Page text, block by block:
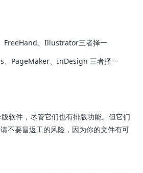
FreeHand、Illustrator三者择一
、PageMaker、InDesign 三者择一
软件，尽管它们也有排版功能。但它们
不要冒返工的风险，因为你的文件有可